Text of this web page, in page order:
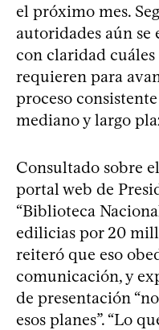
el próximo mes.
autoridades aún
con claridad cuáles
requieren para
proceso
mediano y largo
Consultado sobre
portal web de
“Biblioteca
edilicias por 20
reiteró que eso
comunicación, y
de presentación
esos planes”. “Lo